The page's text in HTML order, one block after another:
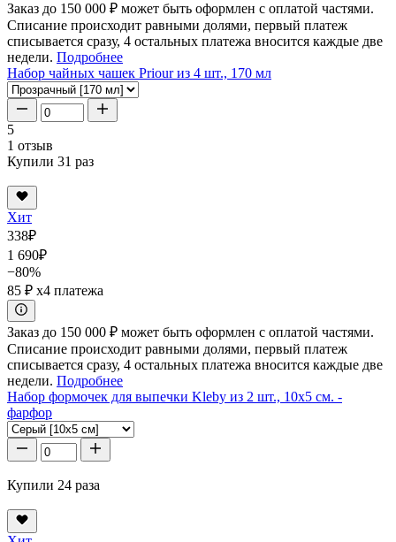
Заказ до 150 000 ₽ может быть оформлен с оплатой частями.
Списание происходит равными долями, первый платеж
списывается сразу, 4 остальных платежа вносится каждые две
недели. Подробнее
Набор чайных чашек Priour из 4 шт., 170 мл
5
1 отзыв
Купили 31 раз
Хит
338₽
1 690₽
−80%
85 ₽ x4 платежа
Заказ до 150 000 ₽ может быть оформлен с оплатой частями.
Списание происходит равными долями, первый платеж
списывается сразу, 4 остальных платежа вносится каждые две
недели. Подробнее
Набор формочек для выпечки Kleby из 2 шт., 10x5 см. -
фарфор
Купили 24 раза